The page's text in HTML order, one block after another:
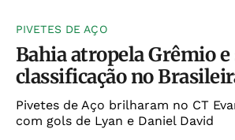
PIVETES DE AÇO
Bahia atropela Grêmio
classificação no
Pivetes de Aço brilharam no CT
com gols de Lyan e Daniel David